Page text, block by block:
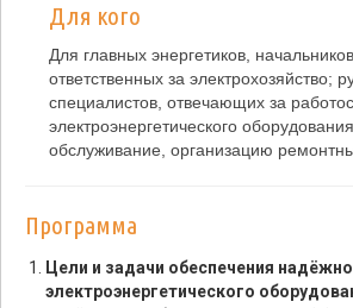
Для кого
Для главных энергетиков,
ответственных за электрохозяйство;
специалистов, отвечающих за
электроэнергетического
обслуживание, организацию
Программа
Цели и задачи обеспечения
электроэнергетического